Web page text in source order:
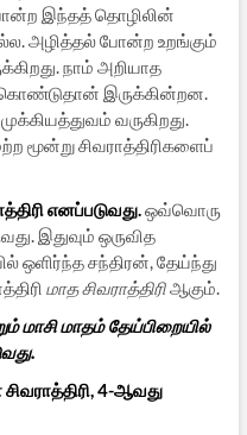
இந்தத் தொழிலின்
அழித்தல் போன்ற உறங்கும்
நாம் அறியாத
இருக்கின்றன.
வருகிறது.
மூன்று சிவராத்திரிகளைப்
எனப்படுவது.ஒவ்வொரு
இதுவும் ஒருவித
ஒளிர்ந்த சந்திரன், தேய்ந்து
மாத சிவராத்திரிஆகும்.
மாசி மாதம் தேய்பிறையில்
4-ஆவது